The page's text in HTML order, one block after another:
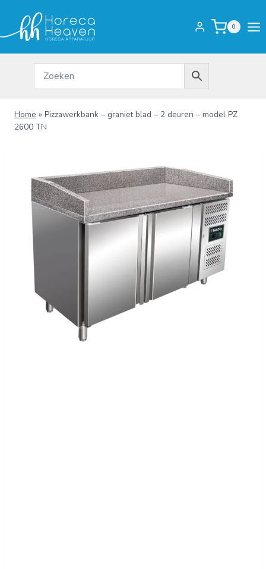
inhoud
0
Home » Pizzawerkbank – graniet blad – 2 deuren – model PZ
2600 TN